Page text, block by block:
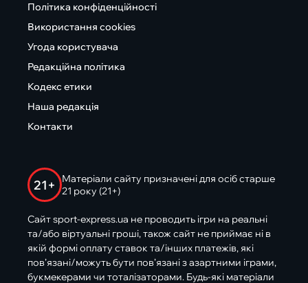
Політика конфіденційності
Використання cookies
Угода користувача
Редакційна політика
Кодекс етики
Наша редакція
Контакти
21+
Матеріали сайту призначені для осіб старше
21 року (21+)
Сайт sport-express.ua не проводить ігри на реальні
та/або віртуальні гроші, також сайт не приймає ні в
якій формі оплату ставок та/інших платежів, які
пов’язані/можуть бути пов’язані з азартними іграми,
букмекерами чи тоталізаторами. Будь-які матеріали